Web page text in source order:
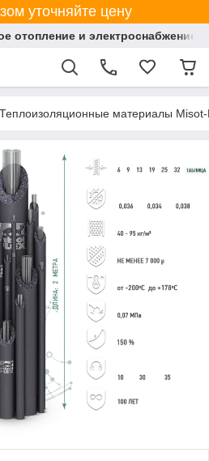
уточняйте цену
отопление и электроснабжение
Теплоизоляционные материалы